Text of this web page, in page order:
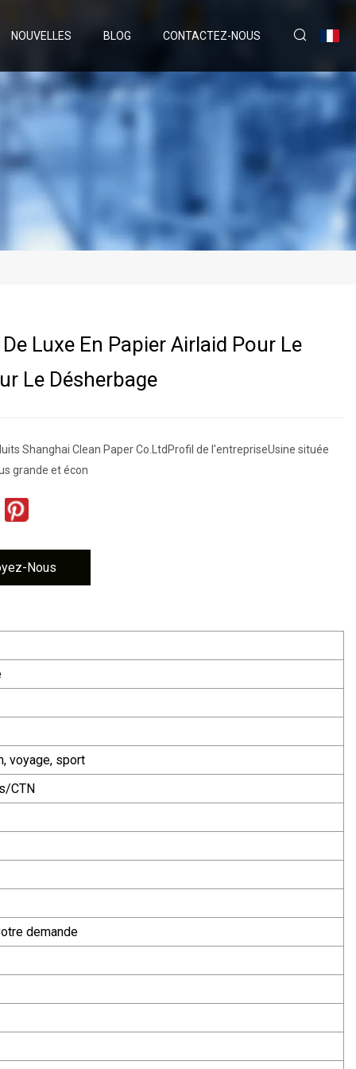
NOUVELLES BLOG CONTACTEZ-NOUS
Luxe En Papier Airlaid Pour Le
Le Désherbage
Shanghai Clean Paper Co.LtdProfil de l'entrepriseUsine située
grande et écon
Nous
voyage, sport
CTN
demande